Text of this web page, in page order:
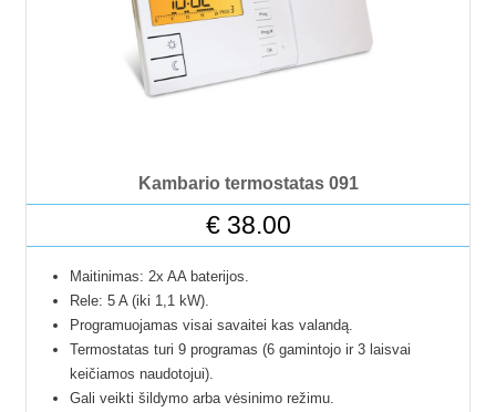
pasirenkami komplektacijoje).
Laidai kuro padavimui, ventiliatoriui nepridedami, jie jungiasi į
kontaktų kaladėlę.
24 mėnesių gamintojo garantija.
Kambario termostatas 091
€38.00
Maitinimas: 2x AA baterijos.
Rele: 5 A (iki 1,1 kW).
Programuojamas visai savaitei kas valandą.
Termostatas turi 9 programas (6 gamintojo ir 3 laisvai
keičiamos naudotojui).
Gali veikti šildymo arba vėsinimo režimu.